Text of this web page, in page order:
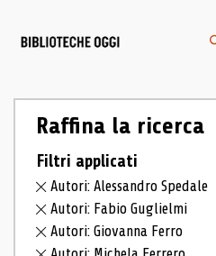
Raffina la ricerca
Filtri applicati
Autori: Alessandro Spedale
Autori: Fabio Guglielmi
Autori: Giovanna Ferro